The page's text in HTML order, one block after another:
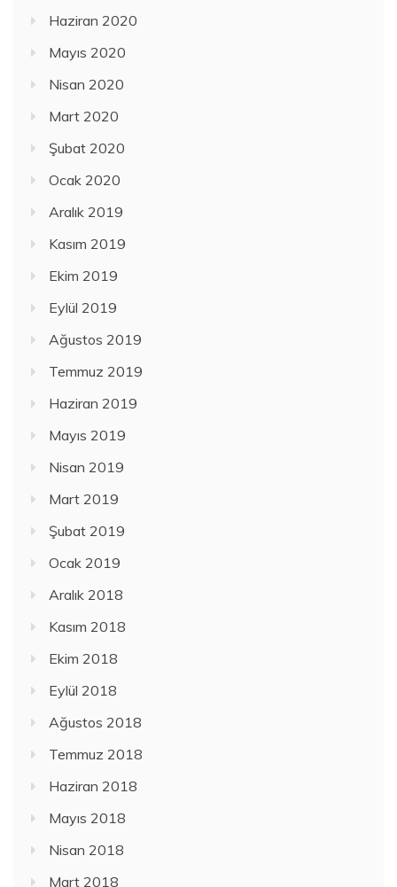
Haziran 2020
Mayıs 2020
Nisan 2020
Mart 2020
Şubat 2020
Ocak 2020
Aralık 2019
Kasım 2019
Ekim 2019
Eylül 2019
Ağustos 2019
Temmuz 2019
Haziran 2019
Mayıs 2019
Nisan 2019
Mart 2019
Şubat 2019
Ocak 2019
Aralık 2018
Kasım 2018
Ekim 2018
Eylül 2018
Ağustos 2018
Temmuz 2018
Haziran 2018
Mayıs 2018
Nisan 2018
Mart 2018